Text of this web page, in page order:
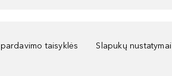
taisyklės Slapukų nustatymai